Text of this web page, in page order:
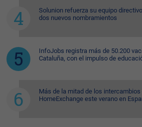
Solunion refuerza su equipo
dos nuevos nombramientos
InfoJobs registra más de 50.200
Cataluña, con el impulso de
Más de la mitad de los
HomeExchange este verano en